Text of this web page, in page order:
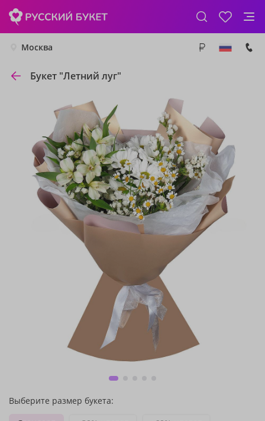
Москва
Букет "Летний луг"
Выберите размер букета: